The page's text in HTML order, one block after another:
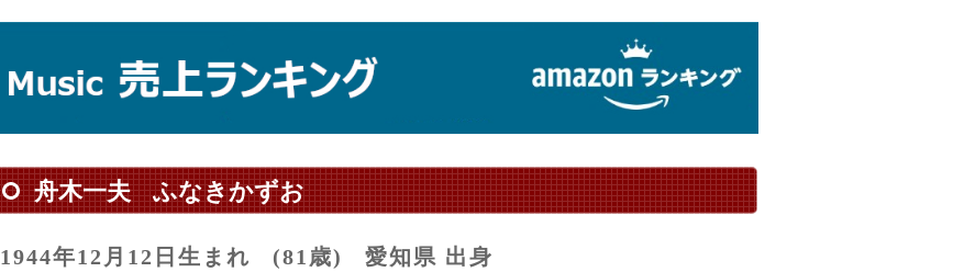
舟木一夫 ふなきかずお
1944年12月12日生まれ (81歳) 愛知県 出身